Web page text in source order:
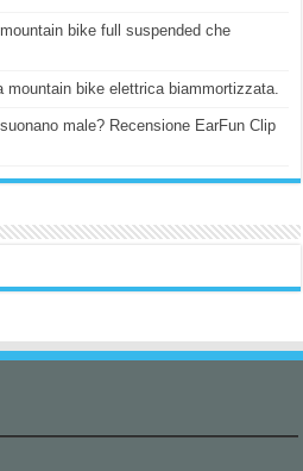
bike full suspended che
bike elettrica biammortizzata.
male? Recensione EarFun Clip